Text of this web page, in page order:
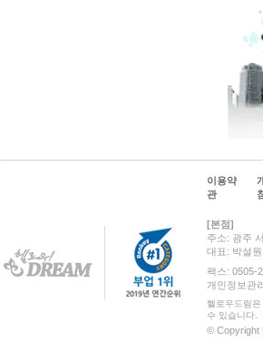
이용약
관
[본점]
주소: 광주
대표: 박설
팩스: 0505-
개인정보관
헬로우드림
수 있습니다.
© Copyright